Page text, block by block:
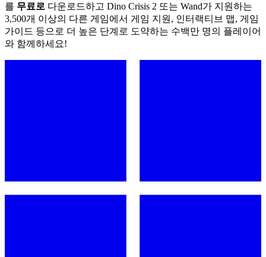
를 무료로 다운로드하고 Dino Crisis 2 또는 Wand가 지원하는
3,500개 이상의 다른 게임에서 게임 지원, 인터랙티브 맵, 게임
가이드 등으로 더 높은 단계로 도약하는 수백만 명의 플레이어
와 함께하세요!